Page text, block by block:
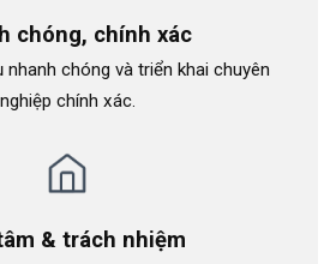
chóng, chính xác
nhanh chóng và triển khai chuyên
nghiệp chính xác.
& trách nhiệm